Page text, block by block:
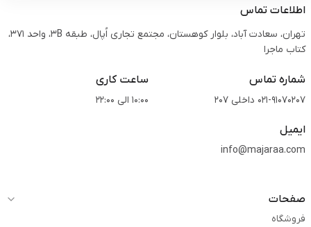
اطلاعات تماس
تهران، سعادت آباد، بلوار کوهستان، مجتمع تجاری اُپال، طبقه 3B، واحد 371،
کتاب ماجرا
شماره تماس
021-91070207 داخلی 207
ساعت کاری
10:00 الی 22:00
ایمیل
info@majaraa.com
صفحات
فروشگاه